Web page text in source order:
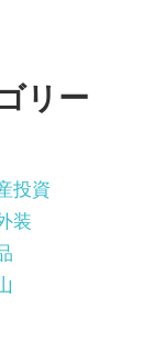
リー
投資
装